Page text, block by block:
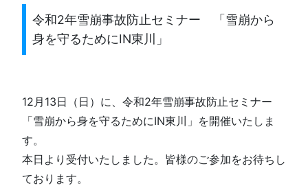
令和2年雪崩事故防止セミナー 「雪崩から
身を守るためにIN東川」
12月13日（日）に、令和2年雪崩事故防止セミナー
「雪崩から身を守るためにIN東川」を開催いたしま
す。
本日より受付いたしました。皆様のご参加をお待ちし
ております。